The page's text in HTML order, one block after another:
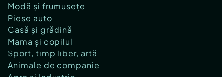
Modă și frumusețe
Piese auto
Casă și grădină
Mama și copilul
Sport, timp liber, artă
Animale de companie